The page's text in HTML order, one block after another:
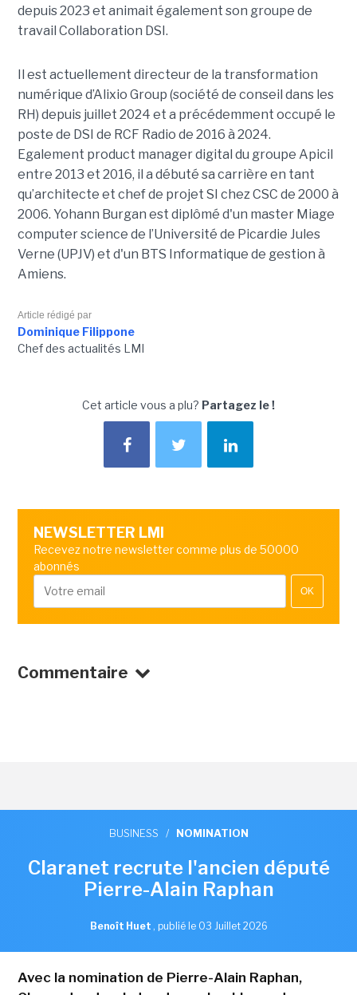
depuis 2023 et animait également son groupe de
travail Collaboration DSI.
Il est actuellement directeur de la transformation
numérique d’Alixio Group (société de conseil dans les
RH) depuis juillet 2024 et a précédemment occupé le
poste de DSI de RCF Radio de 2016 à 2024.
Egalement product manager digital du groupe Apicil
entre 2013 et 2016, il a débuté sa carrière en tant
qu’architecte et chef de projet SI chez CSC de 2000 à
2006. Yohann Burgan est diplômé d'un master Miage
computer science de l’Université de Picardie Jules
Verne (UPJV) et d'un BTS Informatique de gestion à
Amiens.
Article rédigé par
Dominique Filippone
Chef des actualités LMI
Cet article vous a plu? Partagez le !
NEWSLETTER LMI
Recevez notre newsletter comme plus de 50000
abonnés
OK
Commentaire
BUSINESS / NOMINATION
Claranet recrute l'ancien député
Pierre-Alain Raphan
Benoît Huet , publié le 03 Juillet 2026
Avec la nomination de Pierre-Alain Raphan,